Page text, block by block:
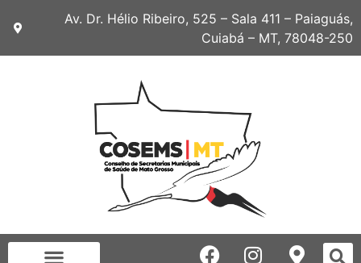
Av. Dr. Hélio Ribeiro, 525 – Sala 411 – Paiaguás,
Cuiabá – MT, 78048-250